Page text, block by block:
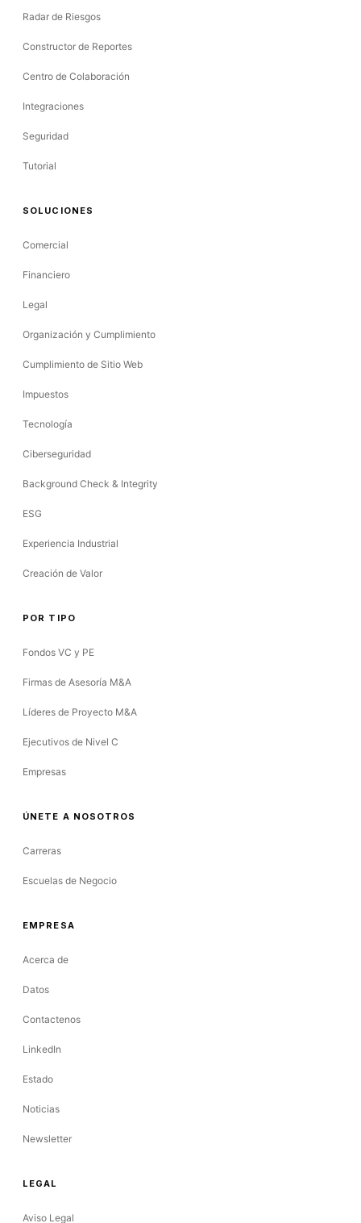
Radar de Riesgos
Constructor de Reportes
Centro de Colaboración
Integraciones
Seguridad
Tutorial
SOLUCIONES
Comercial
Financiero
Legal
Organización y Cumplimiento
Cumplimiento de Sitio Web
Impuestos
Tecnología
Ciberseguridad
Background Check & Integrity
ESG
Experiencia Industrial
Creación de Valor
POR TIPO
Fondos VC y PE
Firmas de Asesoría M&A
Líderes de Proyecto M&A
Ejecutivos de Nivel C
Empresas
ÚNETE A NOSOTROS
Carreras
Escuelas de Negocio
EMPRESA
Acerca de
Datos
Contactenos
LinkedIn
Estado
Noticias
Newsletter
LEGAL
Aviso Legal